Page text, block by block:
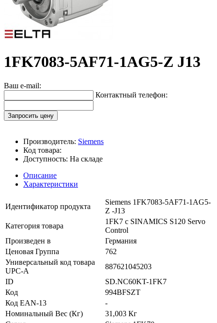
1FK7083-5AF71-1AG5-Z J13
Ваш e-mail:
Контактный телефон:
Запросить цену
Производитель: Siemens
Код товара:
Доступность: На складе
Описание
Характеристики
Идентификатор продукта
Siemens 1FK7083-5AF71-1AG5-
Z -J13
Категория товара
1FK7 с SINAMICS S120 Servo
Control
Произведен в
Германия
Ценовая Группа
762
Универсальный код товара
UPC-A
887621045203
ID
SD.NC60KT-1FK7
Код
994BFSZT
Код EAN-13
-
Номинальный Вес (Кг)
31,003 Кг